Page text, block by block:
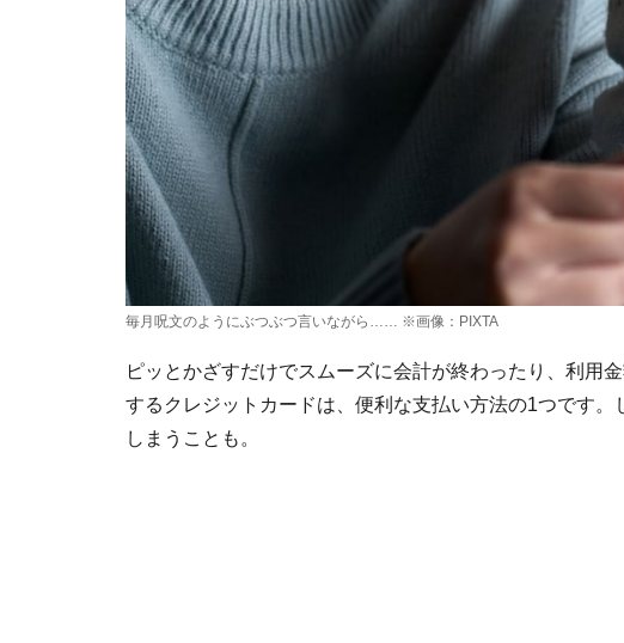
毎月呪文のようにぶつぶつ言いながら…… ※画像：PIXTA
ピッとかざすだけでスムーズに会計が終わったり、利用
するクレジットカードは、便利な支払い方法の1つです
しまうことも。